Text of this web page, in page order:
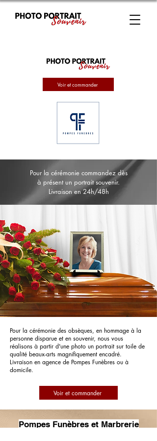
Voir et commander
Pour la cérémonie commandez dès
à présent un portrait souvenir.
Livraison en 24h/48h
Pour la cérémonie des obsèques, en hommage à la
personne disparue et en souvenir, nous vous
réalisons à partir d'une photo un portrait sur toile de
qualité beaux-arts magnifiquement encadré.
Livraison en agence de Pompes Funèbres ou à
domicile.
Voir et commander
Pompes Funèbres et Marbrerie